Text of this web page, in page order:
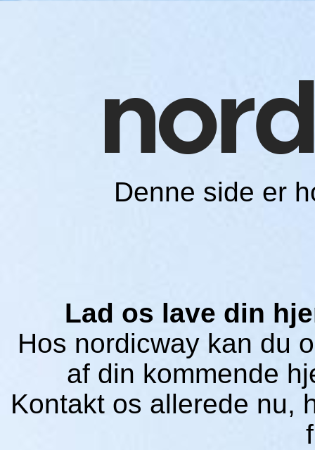
Denne side er
Lad os lave din
Hos nordicway kan du
af din kommende
Kontakt os allerede nu,